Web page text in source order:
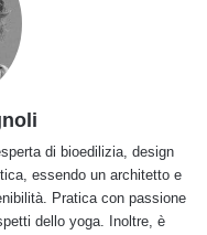
di bioedilizia, design
essendo un architetto e
Pratica con passione
dello yoga. Inoltre, è